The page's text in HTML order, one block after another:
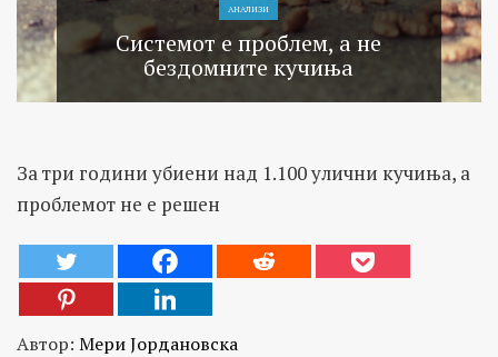
АНАЛИЗИ
Системот е проблем, а не
бездомните кучиња
За три години убиени над 1.100 улични кучиња, а
проблемот не е решен
Автор: Мери Јордановска